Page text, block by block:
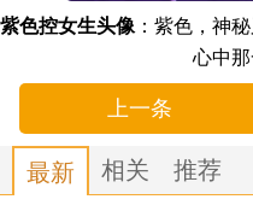
紫色控女生头像 ：紫色，神
心中那
上一条
最新 相关 推荐